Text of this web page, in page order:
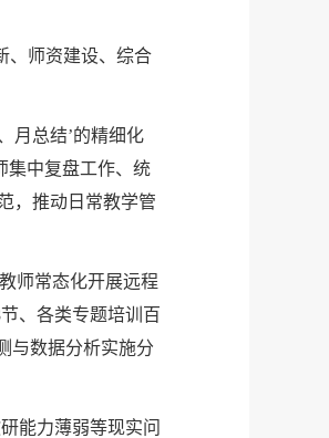
、师资建设、综合
月总结’的精细化
集中复盘工作、统
，推动日常教学管
师常态化开展远程
、各类专题培训百
与数据分析实施分
能力薄弱等现实问